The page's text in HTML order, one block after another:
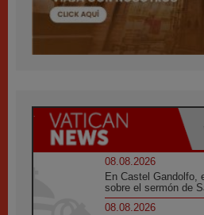
08.08.2026
En Castel Gandolfo,
sobre el sermón de
08.08.2026